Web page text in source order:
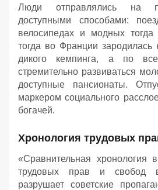
Люди отправлялись на
доступными способами:
велосипедах и модных
тогда во Франции зародилась
дикого кемпинга, а по
стремительно развиваться
доступные пансионаты.
маркером социального
богачей.
Хронология трудовых
«Сравнительная хронология
трудовых прав и свобод
разрушает советские